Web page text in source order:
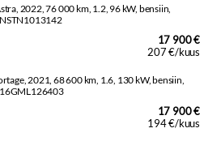
17 900 €
207 €/kuus
17 900 €
194 €/kuus